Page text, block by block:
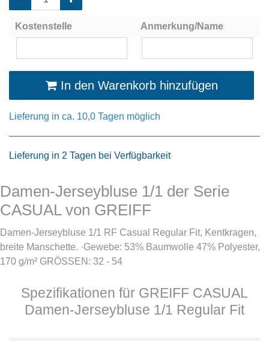
Kostenstelle Anmerkung/Name
In den Warenkorb hinzufügen
Lieferung in ca. 10,0 Tagen möglich
Lieferung in 2 Tagen bei Verfügbarkeit
Damen-Jerseybluse 1/1 der Serie
CASUAL von GREIFF
Damen-Jerseybluse 1/1 RF Casual Regular Fit, Kentkragen,
breite Manschette. ·Gewebe: 53% Baumwolle 47% Polyester,
170 g/m² GRÖSSEN: 32 - 54
Spezifikationen für GREIFF CASUAL
Damen-Jerseybluse 1/1 Regular Fit